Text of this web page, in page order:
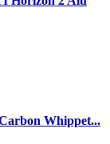
Whippet...